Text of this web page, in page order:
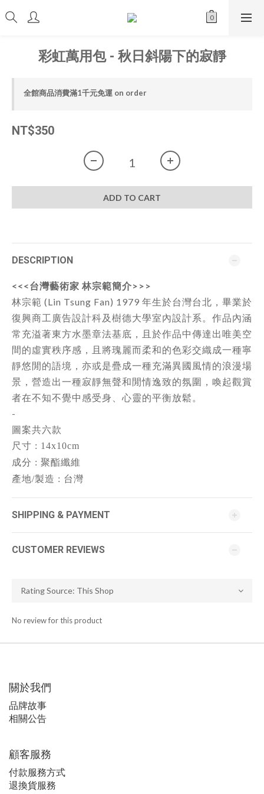
彩虹萬用包 - 秋日斜陽下的寂靜
全館商品消費滿1千元免運 on order
NT$350
ADD TO CART
DESCRIPTION
<<<台灣藝術家 林宗範簡介>>>
林宗範 (Lin Tsung Fan) 1979 年生於台灣台北，畢業於
復興商工廣告設計科及樹德大學室內設計系。作品內涵
常充溢著東方水墨章法基底，且於作品中傳達出唯美空
間的虛實秩序感，且將瑰麗而柔和的色彩交織成一種寧
靜悠閒的語境，亦或是疊成一種充滿異國風情的浪漫場
景，營造出一種寂靜無聲和閒情逸致的氛圍，喚起觀賞
者在不知不覺中感受身、心靈的平衡放鬆。
-
圖案共六款
尺寸 : 14x10cm
成分 : 聚酯纖維
產地/製造 : 台灣
SHIPPING & PAYMENT
CUSTOMER REVIEWS
No review for this product
關於我們
品牌故事
相關公告
顧客服務
付款服務方式
退換貨服務